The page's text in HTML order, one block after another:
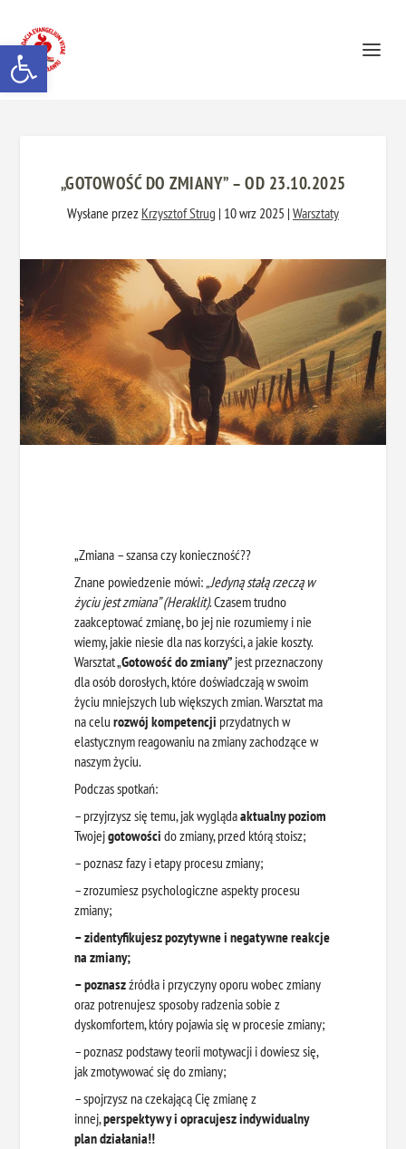
Otwórz pasek narzędzi
„GOTOWOŚĆ DO ZMIANY” – OD 23.10.2025
Wysłane przez Krzysztof Strug | 10 wrz 2025 | Warsztaty
„Zmiana – szansa czy konieczność??
Znane powiedzenie mówi:„Jedyną stałą rzeczą w
życiu jest zmiana” (Heraklit). Czasem trudno
zaakceptować zmianę, bo jej nie rozumiemy i nie
wiemy, jakie niesie dla nas korzyści, a jakie koszty.
Warsztat „Gotowość do zmiany” jest przeznaczony
dla osób dorosłych, które doświadczają w swoim
życiu mniejszych lub większych zmian. Warsztat ma
na celurozwój kompetencji przydatnych w
elastycznym reagowaniu na zmiany zachodzące w
naszym życiu.
Podczas spotkań:
– przyjrzysz się temu, jak wyglądaaktualny poziom
Twojejgotowoścido zmiany, przed którą stoisz;
– poznasz fazy i etapy procesu zmiany;
– zrozumiesz psychologiczne aspekty procesu
zmiany;
– zidentyfikujesz pozytywne i negatywne reakcje
na zmiany;
– poznaszźródła i przyczyny oporu wobec zmiany
oraz potrenujesz sposoby radzenia sobie z
dyskomfortem, który pojawia się w procesie zmiany;
– poznasz podstawy teorii motywacji i dowiesz się,
jak zmotywować się do zmiany;
– spojrzysz na czekającą Cię zmianę z
innej,perspektywyi opracujesz indywidualny
plan działania!!